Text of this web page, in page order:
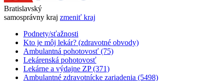
Bratislavský
samosprávny kraj zmeniť kraj
Podnety/sťažnosti
Kto je môj lekár? (zdravotné obvody)
Ambulantná pohotovosť (75)
Lekárenská pohotovosť
Lekárne a výdajne ZP (371)
Ambulantné zdravotnícke zariadenia (5498)